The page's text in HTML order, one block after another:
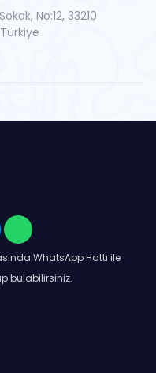
No:12, 33210
WhatsApp Hattı ile
bulabilirsiniz.